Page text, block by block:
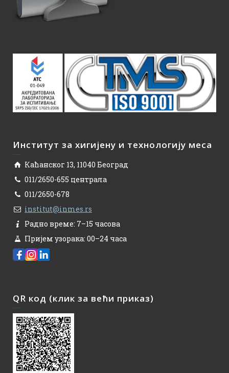
Институт за хигијену и технологију меса
Каћанског 13, 11040 Београд
011/2650-655 централа
011/2650-678
institut@inmes.rs
Радно време: 7–15 часова
Пријем узорака: 00–24 часа
QR код (клик за већи приказ)